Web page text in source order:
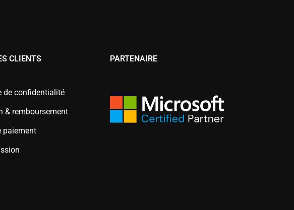
CLIENTS
de confidentialité
& remboursement
paiement
PARTENAIRE